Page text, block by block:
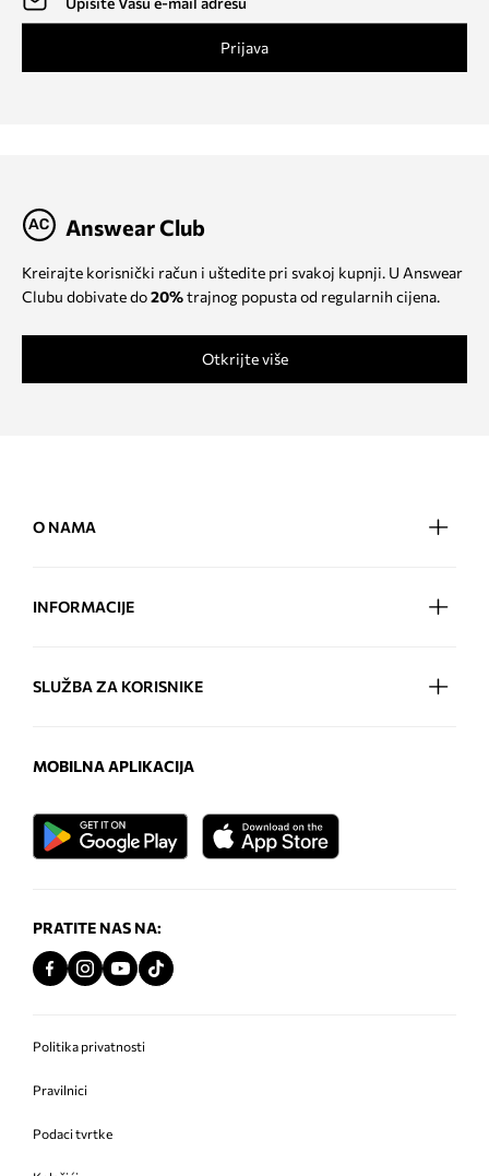
Prijava
Answear Club
Kreirajte korisnički račun i uštedite pri svakoj kupnji. U Answear
Clubu dobivate do20%trajnog popusta od regularnih cijena.
Otkrijte više
O NAMA
INFORMACIJE
SLUŽBA ZA KORISNIKE
MOBILNA APLIKACIJA
PRATITE NAS NA:
Politika privatnosti
Pravilnici
Podaci tvrtke